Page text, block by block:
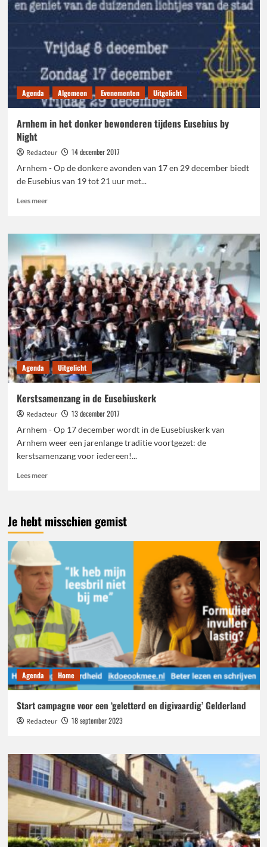
Agenda Algemeen Evenementen Uitgelicht
Arnhem in het donker bewonderen tijdens Eusebius by
Night
Redacteur
14 december 2017
Arnhem - Op de donkere avonden van 17 en 29 december biedt
de Eusebius van 19 tot 21 uur met...
Lees meerLees
Arnhem
in
het
donker
bewonderen
tijdens
Eusebius
by
Night
Agenda Uitgelicht
Kerstsamenzang in de Eusebiuskerk
Redacteur
13 december 2017
Arnhem - Op 17 december wordt in de Eusebiuskerk van
Arnhem weer een jarenlange traditie voortgezet: de
kerstsamenzang voor iedereen!...
Lees meerLees
in
Eusebiuskerk
Je hebt misschien gemist
Agenda Home
Start campagne voor een ‘geletterd en digivaardig’ Gelderland
Redacteur 18 september 2023